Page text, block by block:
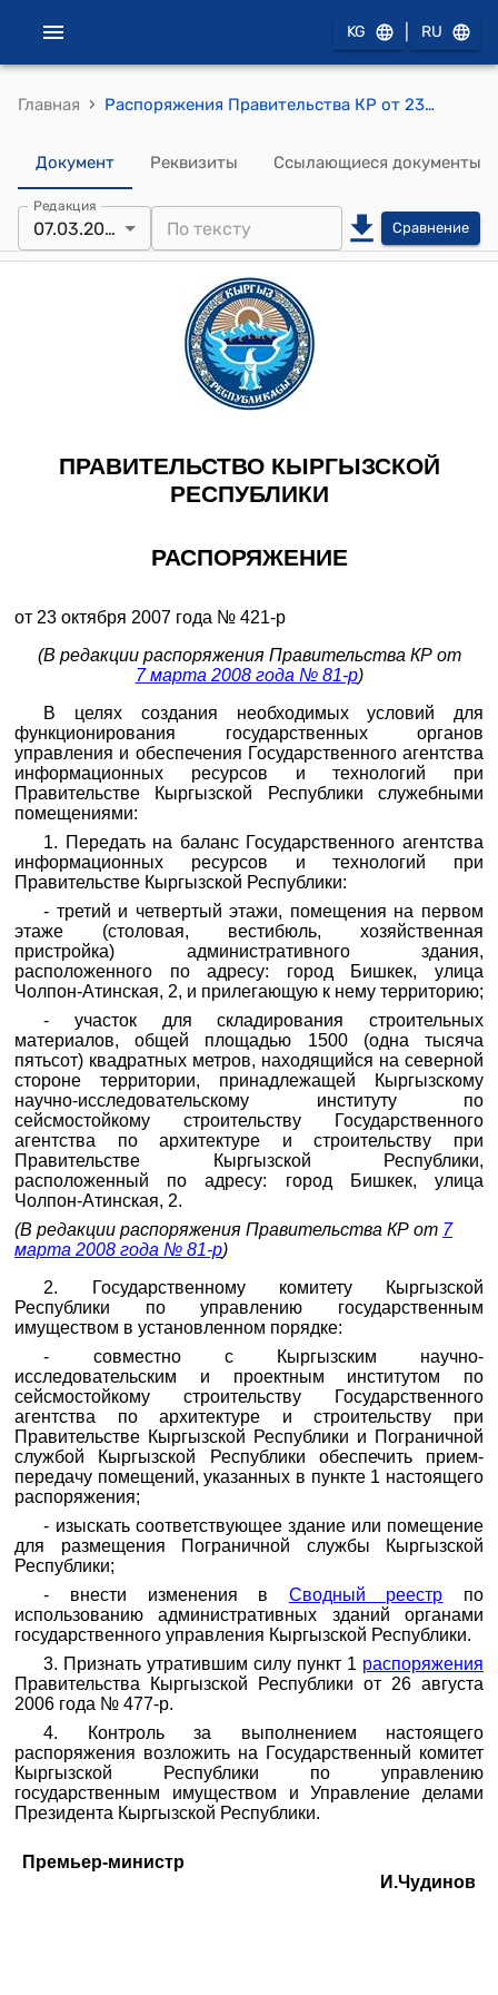
KG RU
Главная › Распоряжения Правительства КР от 23 октября 2007 года № 421-р (О передаче административного здания)
Документ Реквизиты Ссылающиеся документы
Редакция
07.03.2008 Сравнение